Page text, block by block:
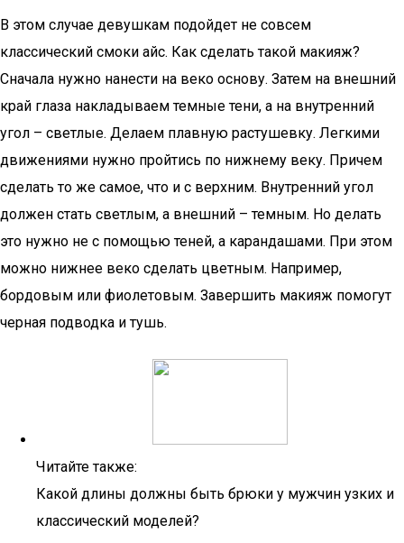
В этом случае девушкам подойдет не совсем
классический смоки айс. Как сделать такой макияж?
Сначала нужно нанести на веко основу. Затем на внешний
край глаза накладываем темные тени, а на внутренний
угол – светлые. Делаем плавную растушевку. Легкими
движениями нужно пройтись по нижнему веку. Причем
сделать то же самое, что и с верхним. Внутренний угол
должен стать светлым, а внешний – темным. Но делать
это нужно не с помощью теней, а карандашами. При этом
можно нижнее веко сделать цветным. Например,
бордовым или фиолетовым. Завершить макияж помогут
черная подводка и тушь.
Читайте также:
Какой длины должны быть брюки у мужчин узких и
классический моделей?